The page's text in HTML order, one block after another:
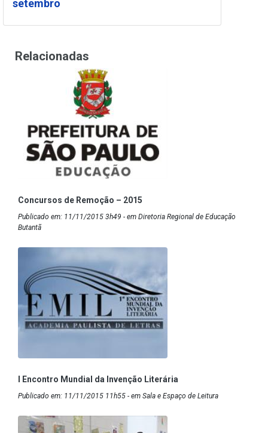
setembro
Relacionadas
Concursos de Remoção – 2015
Publicado em: 11/11/2015 3h49 - em Diretoria Regional de Educação
Butantã
I Encontro Mundial da Invenção Literária
Publicado em: 11/11/2015 11h55 - em Sala e Espaço de Leitura